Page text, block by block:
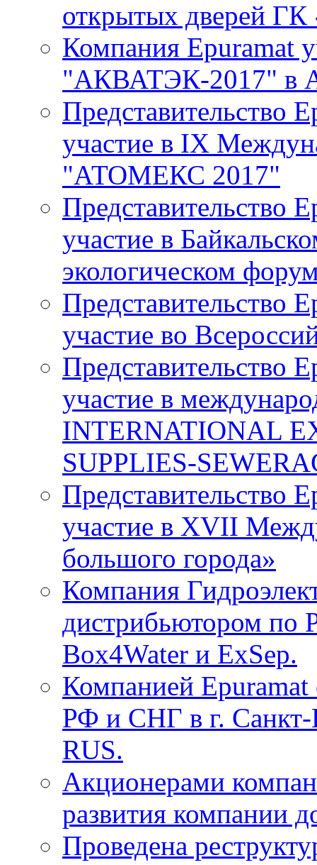
открытых дверей ГК
Компания Epuramat
"АКВАТЭК-2017" в
Представительство
участие в IХ
"АТОМЕКС 2017"
Представительство
участие в
экологическом
Представительство
участие во
Представительство
участие в
INTERNATIONAL
SUPPLIES-
Представительство
участие в XVII
большого города»
Компания
дистрибьютором по
Box4Water и ExSep.
Компанией Epuramat
РФ и СНГ в г. Санкт-
RUS.
Акционерами
развития компании
Проведена